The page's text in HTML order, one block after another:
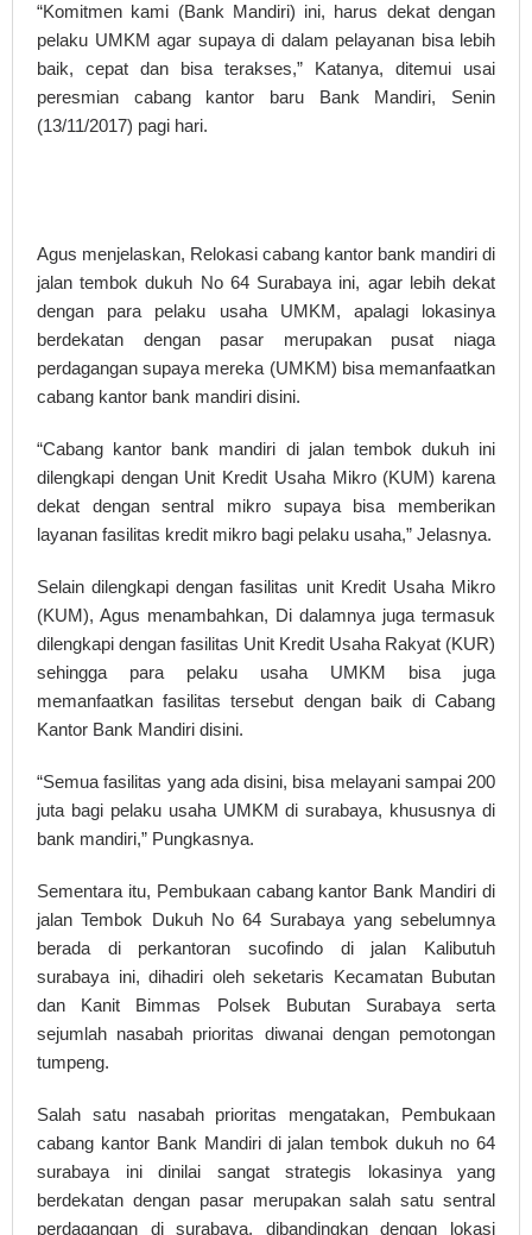
“Komitmen kami (Bank Mandiri) ini, harus dekat dengan
pelaku UMKM agar supaya di dalam pelayanan bisa lebih
baik, cepat dan bisa terakses,” Katanya, ditemui usai
peresmian cabang kantor baru Bank Mandiri, Senin
(13/11/2017) pagi hari.
Agus menjelaskan, Relokasi cabang kantor bank mandiri di
jalan tembok dukuh No 64 Surabaya ini, agar lebih dekat
dengan para pelaku usaha UMKM, apalagi lokasinya
berdekatan dengan pasar merupakan pusat niaga
perdagangan supaya mereka (UMKM) bisa memanfaatkan
cabang kantor bank mandiri disini.
“Cabang kantor bank mandiri di jalan tembok dukuh ini
dilengkapi dengan Unit Kredit Usaha Mikro (KUM) karena
dekat dengan sentral mikro supaya bisa memberikan
layanan fasilitas kredit mikro bagi pelaku usaha,” Jelasnya.
Selain dilengkapi dengan fasilitas unit Kredit Usaha Mikro
(KUM), Agus menambahkan, Di dalamnya juga termasuk
dilengkapi dengan fasilitas Unit Kredit Usaha Rakyat (KUR)
sehingga para pelaku usaha UMKM bisa juga
memanfaatkan fasilitas tersebut dengan baik di Cabang
Kantor Bank Mandiri disini.
“Semua fasilitas yang ada disini, bisa melayani sampai 200
juta bagi pelaku usaha UMKM di surabaya, khususnya di
bank mandiri,” Pungkasnya.
Sementara itu, Pembukaan cabang kantor Bank Mandiri di
jalan Tembok Dukuh No 64 Surabaya yang sebelumnya
berada di perkantoran sucofindo di jalan Kalibutuh
surabaya ini, dihadiri oleh seketaris Kecamatan Bubutan
dan Kanit Bimmas Polsek Bubutan Surabaya serta
sejumlah nasabah prioritas diwanai dengan pemotongan
tumpeng.
Salah satu nasabah prioritas mengatakan, Pembukaan
cabang kantor Bank Mandiri di jalan tembok dukuh no 64
surabaya ini dinilai sangat strategis lokasinya yang
berdekatan dengan pasar merupakan salah satu sentral
perdagangan di surabaya, dibandingkan dengan lokasi